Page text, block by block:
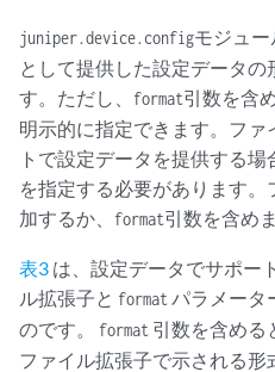
juniper.device.configモジュー
として提供した設定データ
す。ただし、
format引数を含
明示的に指定できます。ファ
トで設定データを提供する
を指定する必要があります
加するか、
format引数を含めま
表3 は、設定データでサポー
ル拡張子と format パラメータ
のです。
format 引数を含める
ファイル拡張子で示される形